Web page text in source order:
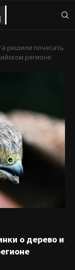
решили почесать
регионе
о дерево и